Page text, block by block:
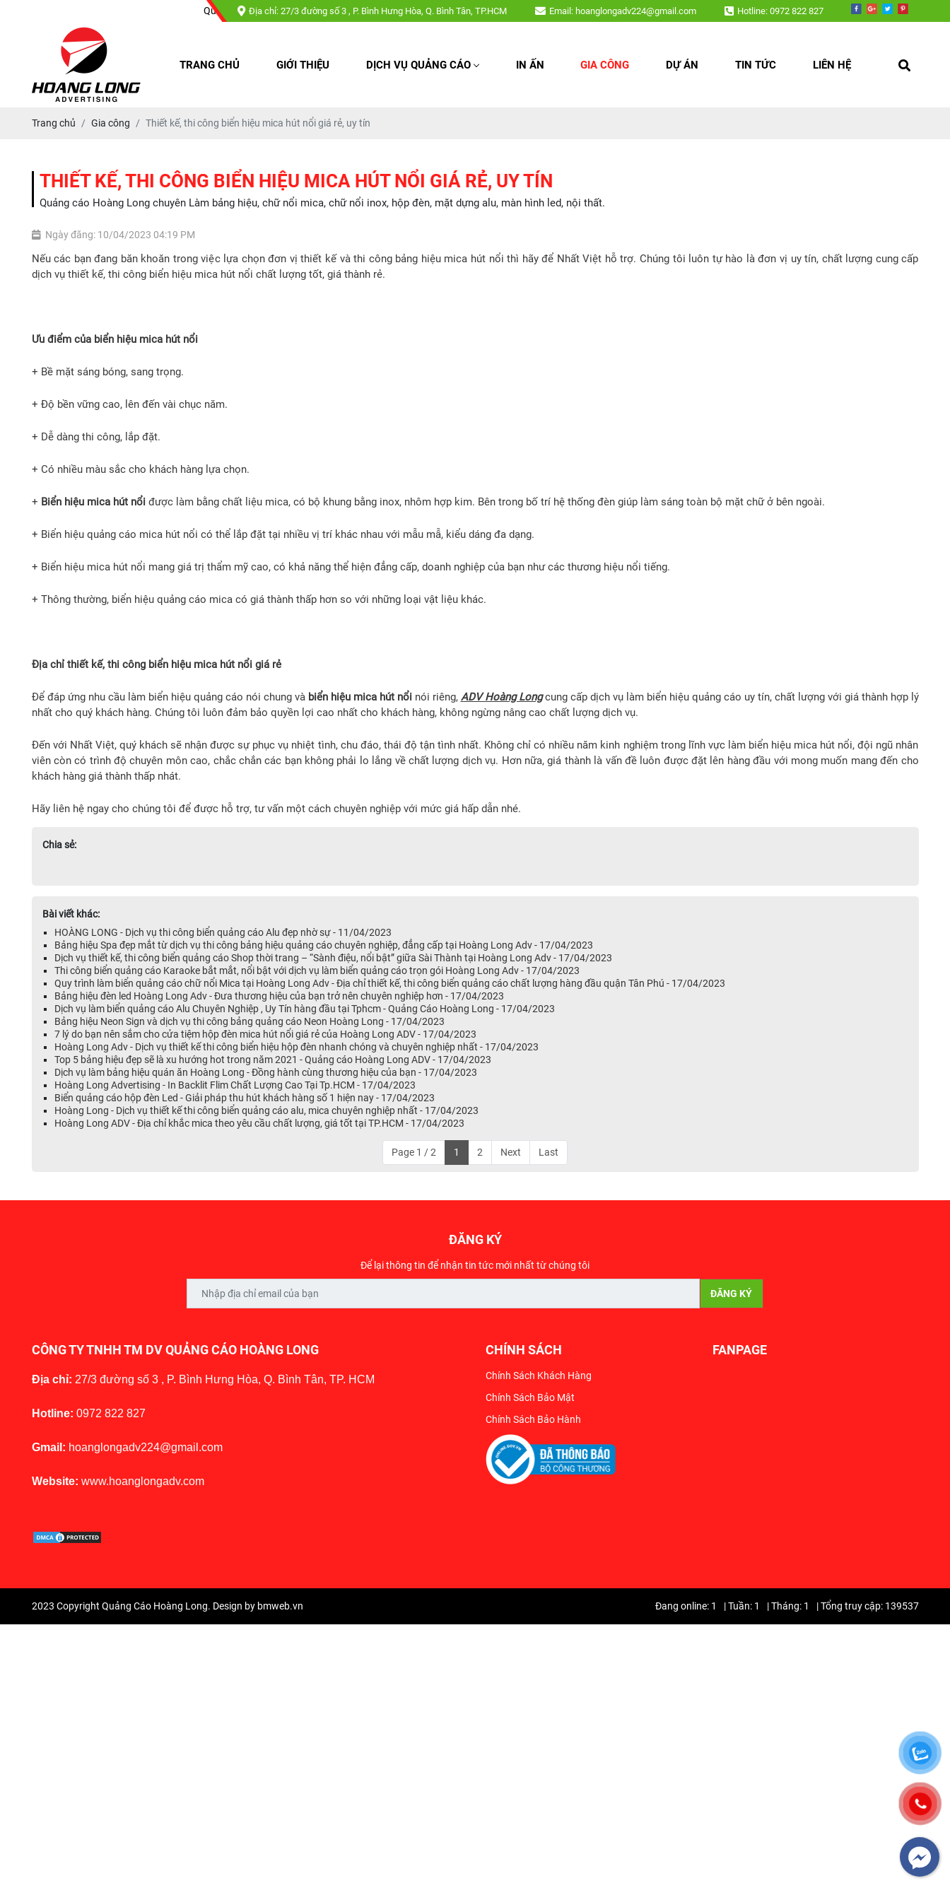
Quảng cáo Hoàng Long chuyên : Làm bảng hiệu, chữ nổi mica, chữ nổi inox, hộp đèn, mặt dựng alu, màn hình led, nội thất,....
Địa chỉ: 27/3 đường số 3 , P. Bình Hưng Hòa, Q. Bình Tân, TP.HCM Email: hoanglongadv224@gmail.com Hotline: 0972 822 827
TRANG CHỦ GIỚI THIỆU DỊCH VỤ QUẢNG CÁO IN ẤN GIA CÔNG DỰ ÁN TIN TỨC LIÊN HỆ
Trang chủ Gia công Thiết kế, thi công biển hiệu mica hút nổi giá rẻ, uy tín
THIẾT KẾ, THI CÔNG BIỂN HIỆU MICA HÚT NỔI GIÁ RẺ, UY TÍN
Quảng cáo Hoàng Long chuyên Làm bảng hiệu, chữ nổi mica, chữ nổi inox, hộp đèn, mặt dựng alu, màn hình led, nội thất.
Ngày đăng: 10/04/2023 04:19 PM
Nếu các bạn đang băn khoăn trong việc lựa chọn đơn vị thiết kế và thi công bảng hiệu mica hút nổi thì hãy để Nhất Việt hỗ trợ. Chúng tôi luôn tự hào là đơn vị uy tín, chất lượng cung cấp
dịch vụ thiết kế, thi công biển hiệu mica hút nổi chất lượng tốt, giá thành rẻ.
Ưu điểm của biển hiệu mica hút nổi
+ Bề mặt sáng bóng, sang trọng.
+ Độ bền vững cao, lên đến vài chục năm.
+ Dễ dàng thi công, lắp đặt.
+ Có nhiều màu sắc cho khách hàng lựa chọn.
+ Biển hiệu mica hút nổiđược làm bằng chất liệu mica, có bộ khung bằng inox, nhôm hợp kim. Bên trong bố trí hệ thống đèn giúp làm sáng toàn bộ mặt chữ ở bên ngoài.
+ Biển hiệu quảng cáo mica hút nổi có thể lắp đặt tại nhiều vị trí khác nhau với mẫu mẫ, kiểu dáng đa dạng.
+ Biển hiệu mica hút nổi mang giá trị thẩm mỹ cao, có khả năng thể hiện đẳng cấp, doanh nghiệp của bạn như các thương hiệu nổi tiếng.
+ Thông thường, biển hiệu quảng cáo mica có giá thành thấp hơn so với những loại vật liệu khác.
Địa chỉ thiết kế, thi công biển hiệu mica hút nổi giá rẻ
Để đáp ứng nhu cầu làm biển hiệu quảng cáo nói chung vàbiển hiệu mica hút nổinói riêng, ADV Hoàng Longcung cấp dịch vụ làm biển hiệu quảng cáo uy tín, chất lượng với giá thành hợp lý
nhất cho quý khách hàng. Chúng tôi luôn đảm bảo quyền lợi cao nhất cho khách hàng, không ngừng nâng cao chất lượng dịch vụ.
Đến với Nhất Việt, quý khách sẽ nhận được sự phục vụ nhiệt tình, chu đáo, thái độ tận tình nhất. Không chỉ có nhiều năm kinh nghiệm trong lĩnh vực làm biển hiệu mica hút nổi, đội ngũ nhân
viên còn có trình độ chuyên môn cao, chắc chắn các bạn không phải lo lắng về chất lượng dịch vụ. Hơn nữa, giá thành là vấn đề luôn được đặt lên hàng đầu với mong muốn mang đến cho
khách hàng giá thành thấp nhát.
Hãy liên hệ ngay cho chúng tôi để được hỗ trợ, tư vấn một cách chuyên nghiệp với mức giá hấp dẫn nhé.
Chia sẻ:
Bài viết khác:
HOÀNG LONG - Dịch vụ thi công biển quảng cáo Alu đẹp nhờ sự - 11/04/2023
Bảng hiệu Spa đẹp mắt từ dịch vụ thi công bảng hiệu quảng cáo chuyên nghiệp, đẳng cấp tại Hoàng Long Adv - 17/04/2023
Dịch vụ thiết kế, thi công biển quảng cáo Shop thời trang – “Sành điệu, nổi bật” giữa Sài Thành tại Hoàng Long Adv - 17/04/2023
Thi công biển quảng cáo Karaoke bắt mắt, nổi bật với dịch vụ làm biển quảng cáo trọn gói Hoàng Long Adv - 17/04/2023
Quy trình làm biển quảng cáo chữ nổi Mica tại Hoàng Long Adv - Địa chỉ thiết kế, thi công biển quảng cáo chất lượng hàng đầu quận Tân Phú - 17/04/2023
Bảng hiệu đèn led Hoàng Long Adv - Đưa thương hiệu của bạn trở nên chuyên nghiệp hơn - 17/04/2023
Dịch vụ làm biển quảng cáo Alu Chuyên Nghiệp , Uy Tín hàng đầu tại Tphcm - Quảng Cáo Hoàng Long - 17/04/2023
Bảng hiệu Neon Sign và dịch vụ thi công bảng quảng cáo Neon Hoàng Long - 17/04/2023
7 lý do bạn nên sắm cho cửa tiệm hộp đèn mica hút nổi giá rẻ của Hoàng Long ADV - 17/04/2023
Hoàng Long Adv - Dịch vụ thiết kế thi công biển hiệu hộp đèn nhanh chóng và chuyên nghiệp nhất - 17/04/2023
Top 5 bảng hiệu đẹp sẽ là xu hướng hot trong năm 2021 - Quảng cáo Hoàng Long ADV - 17/04/2023
Dịch vụ làm bảng hiệu quán ăn Hoàng Long - Đồng hành cùng thương hiệu của bạn - 17/04/2023
Hoàng Long Advertising - In Backlit Flim Chất Lượng Cao Tại Tp.HCM - 17/04/2023
Biển quảng cáo hộp đèn Led - Giải pháp thu hút khách hàng số 1 hiện nay - 17/04/2023
Hoàng Long - Dịch vụ thiết kế thi công biển quảng cáo alu, mica chuyên nghiệp nhất - 17/04/2023
Hoàng Long ADV - Địa chỉ khắc mica theo yêu cầu chất lượng, giá tốt tại TP.HCM - 17/04/2023
Page 1 / 2 1 2 Next Last
ĐĂNG KÝ
Để lại thông tin để nhận tin tức mới nhất từ chúng tôi
CÔNG TY TNHH TM DV QUẢNG CÁO HOÀNG LONG
Địa chỉ: 27/3 đường số 3 , P. Bình Hưng Hòa, Q. Bình Tân, TP. HCM
Hotline: 0972 822 827
Gmail: hoanglongadv224@gmail.com
Website: www.hoanglongadv.com
CHÍNH SÁCH
Chính Sách Khách Hàng
Chính Sách Bảo Mật
Chính Sách Bảo Hành
FANPAGE
2023 Copyright Quảng Cáo Hoàng Long. Design by bmweb.vn Đang online: 1 |Tuần: 1 |Tháng: 1 |Tổng truy cập: 139537